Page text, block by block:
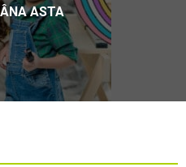
ASTA